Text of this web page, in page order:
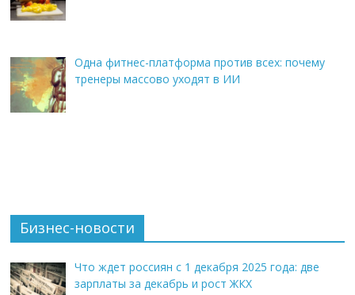
Одна фитнес-платформа против всех: почему
тренеры массово уходят в ИИ
Бизнес-новости
Что ждет россиян с 1 декабря 2025 года: две
зарплаты за декабрь и рост ЖКХ